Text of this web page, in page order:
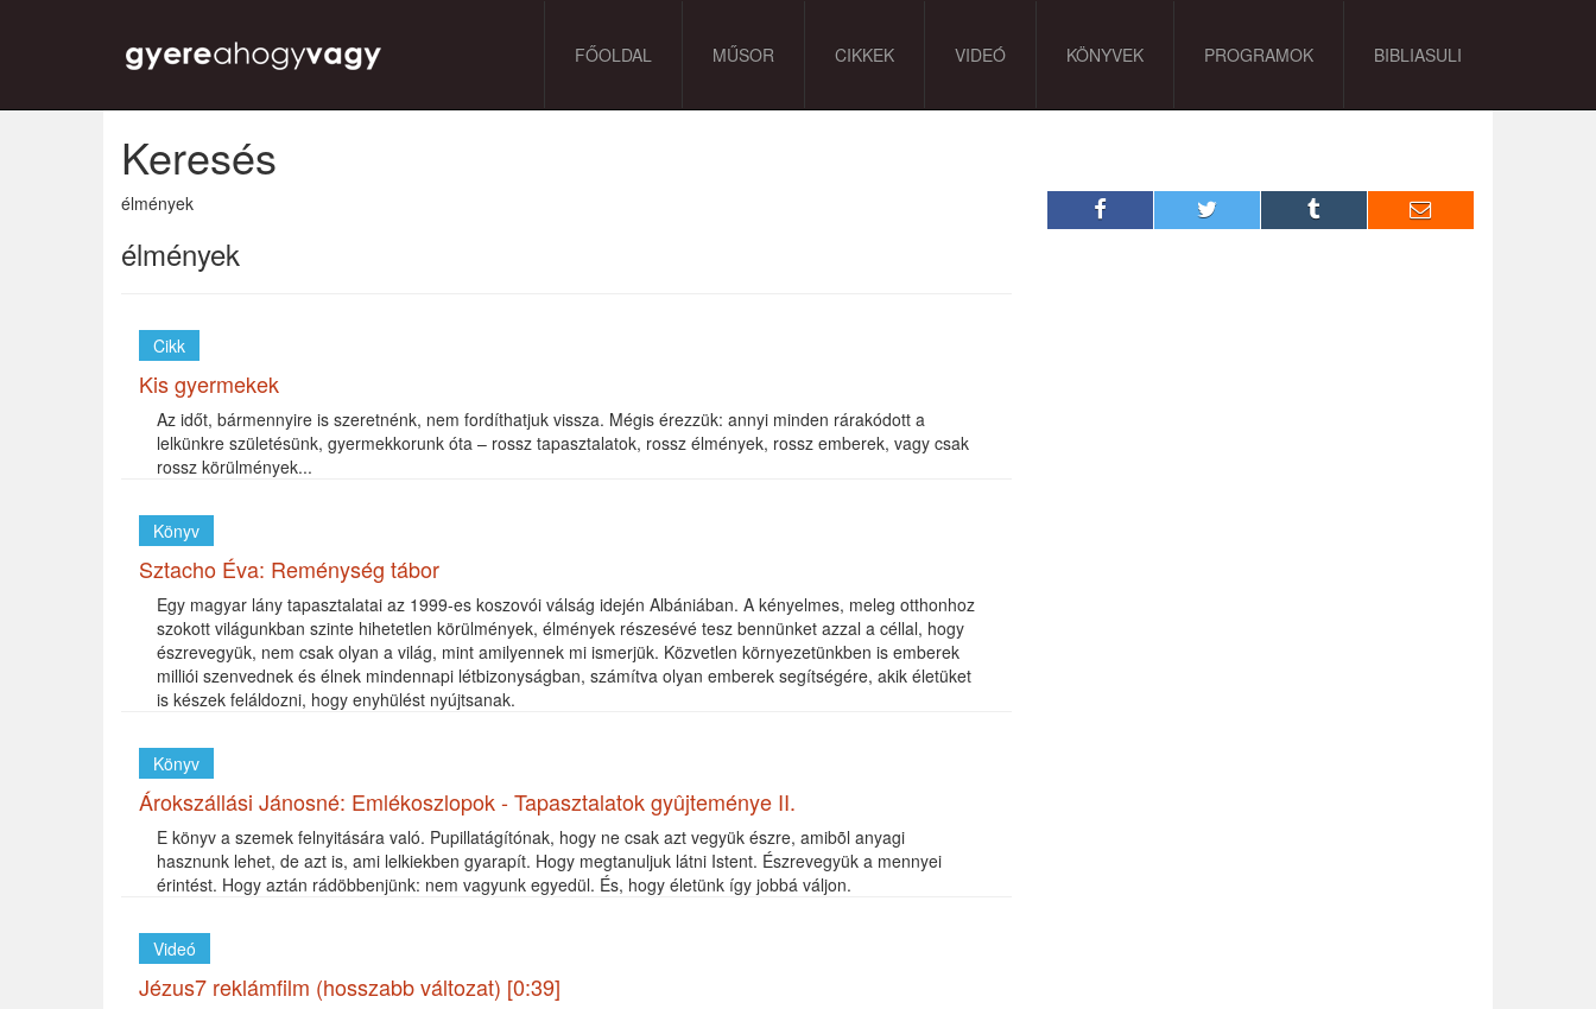
FŐOLDAL MŰSOR CIKKEK VIDEÓ KÖNYVEK PROGRAMOK BIBLIASULI
Keresés
élmények
élmények
Cikk
Kis gyermekek
Az időt, bármennyire is szeretnénk, nem fordíthatjuk vissza. Mégis érezzük: annyi minden rárakódott a
lelkünkre születésünk, gyermekkorunk óta – rossz tapasztalatok, rossz élmények, rossz emberek, vagy csak
rossz körülmények...
Könyv
Sztacho Éva: Reménység tábor
Egy magyar lány tapasztalatai az 1999-es koszovói válság idején Albániában. A kényelmes, meleg otthonhoz
szokott világunkban szinte hihetetlen körülmények, élmények részesévé tesz bennünket azzal a céllal, hogy
észrevegyük, nem csak olyan a világ, mint amilyennek mi ismerjük. Közvetlen környezetünkben is emberek
milliói szenvednek és élnek mindennapi létbizonyságban, számítva olyan emberek segítségére, akik életüket
is készek feláldozni, hogy enyhülést nyújtsanak.
Könyv
Árokszállási Jánosné: Emlékoszlopok - Tapasztalatok gyûjteménye II.
E könyv a szemek felnyitására való. Pupillatágítónak, hogy ne csak azt vegyük észre, amibõl anyagi
hasznunk lehet, de azt is, ami lelkiekben gyarapít. Hogy megtanuljuk látni Istent. Észrevegyük a mennyei
érintést. Hogy aztán rádöbbenjünk: nem vagyunk egyedül. És, hogy életünk így jobbá váljon.
Videó
Jézus7 reklámfilm (hosszabb változat) [0:39]